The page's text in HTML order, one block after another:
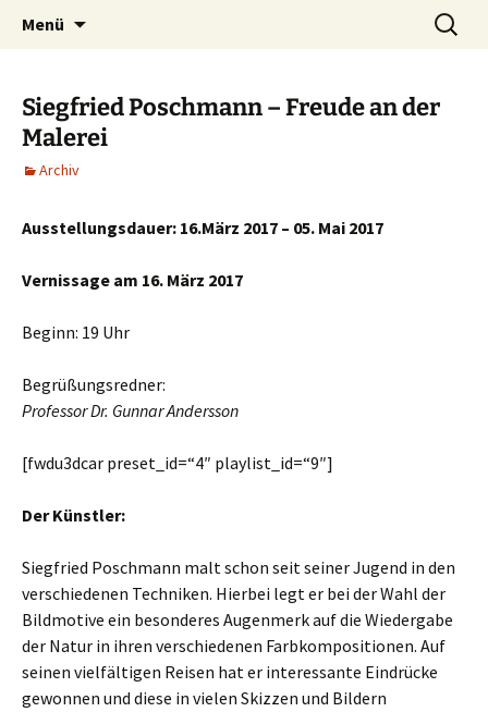
Ausstellung
ERA Ausstellungen
Menü
Suche
nach:
Siegfried Poschmann – Freude an der
Malerei
Archiv
Ausstellungsdauer: 16.März 2017 – 05. Mai 2017
Vernissage am 16. März 2017
Beginn: 19 Uhr
Begrüßungsredner:
Professor Dr. Gunnar Andersson
[fwdu3dcar preset_id=“4″ playlist_id=“9″]
Der Künstler:
Siegfried Poschmann malt schon seit seiner Jugend in den
verschiedenen Techniken. Hierbei legt er bei der Wahl der
Bildmotive ein besonderes Augenmerk auf die Wiedergabe
der Natur in ihren verschiedenen Farbkompositionen. Auf
seinen vielfältigen Reisen hat er interessante Eindrücke
gewonnen und diese in vielen Skizzen und Bildern